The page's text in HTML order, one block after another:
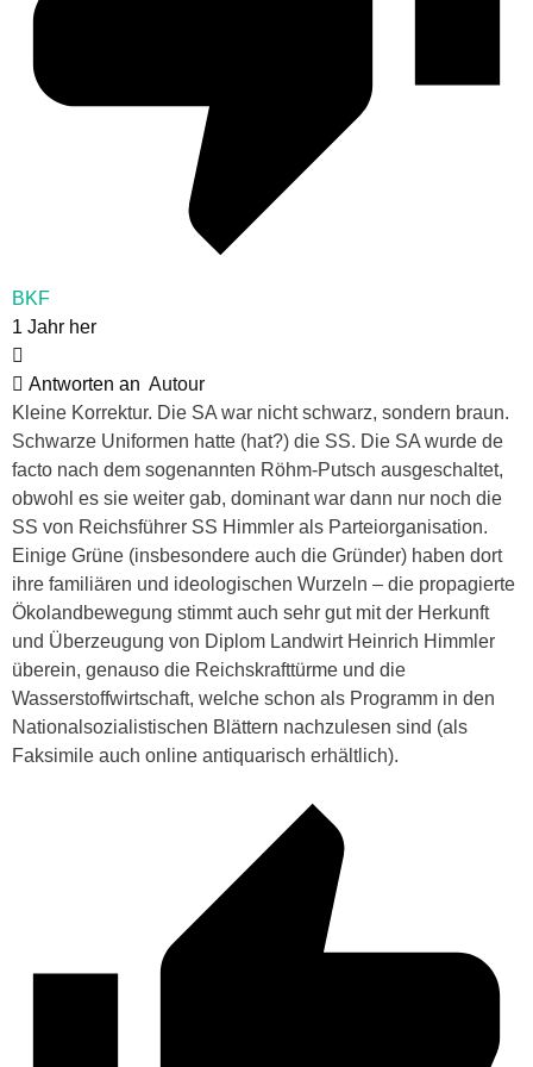
BKF
1 Jahr her
Antworten an Autour
Kleine Korrektur. Die SA war nicht schwarz, sondern braun.
Schwarze Uniformen hatte (hat?) die SS. Die SA wurde de
facto nach dem sogenannten Röhm-Putsch ausgeschaltet,
obwohl es sie weiter gab, dominant war dann nur noch die
SS von Reichsführer SS Himmler als Parteiorganisation.
Einige Grüne (insbesondere auch die Gründer) haben dort
ihre familiären und ideologischen Wurzeln – die propagierte
Ökolandbewegung stimmt auch sehr gut mit der Herkunft
und Überzeugung von Diplom Landwirt Heinrich Himmler
überein, genauso die Reichskrafttürme und die
Wasserstoffwirtschaft, welche schon als Programm in den
Nationalsozialistischen Blättern nachzulesen sind (als
Faksimile auch online antiquarisch erhältlich).